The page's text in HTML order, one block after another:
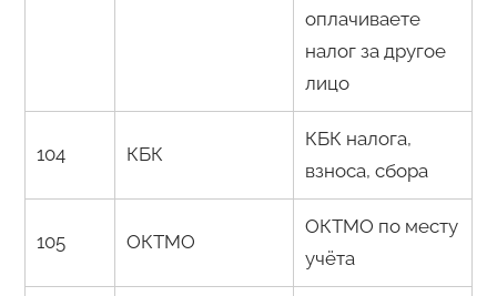
оплачиваете
налог за другое
лицо
104 КБК
КБК налога,
взноса, сбора
105 ОКТМО
ОКТМО по месту
учёта